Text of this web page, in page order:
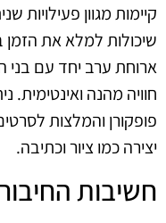
קיימות מגוון
שיכולות למלא את הזמן
ארוחת ערב יחד עם בני
חוויה מהנה ואינטימית.
פופקורן והמלצות
יצירה כמו ציור וכתיבה.
חשיבות